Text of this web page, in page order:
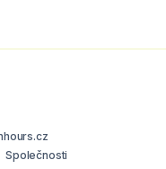
Společnosti